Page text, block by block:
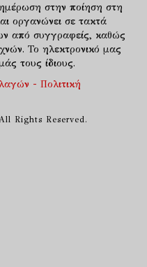
στην ποίηση στη
οργανώνει σε τακτά
από συγγραφείς, καθώς
Το ηλεκτρονικό μας
τους ίδιους.
- Πολιτική
Rights Reserved.